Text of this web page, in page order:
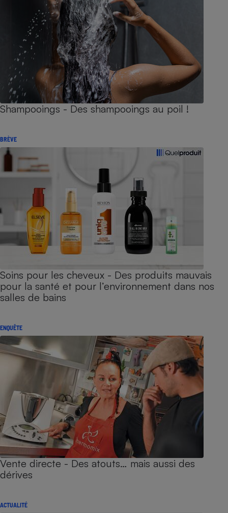
Shampooings - Des shampooings au poil !
BRÈVE
Soins pour les cheveux - Des produits mauvais
pour la santé et pour l’environnement dans nos
salles de bains
ENQUÊTE
Vente directe - Des atouts… mais aussi des
dérives
ACTUALITÉ